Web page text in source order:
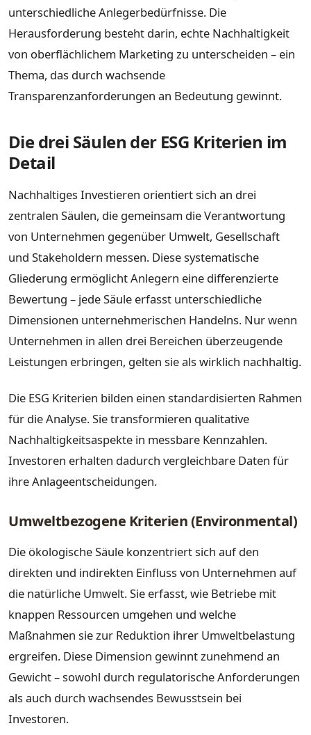
unterschiedliche Anlegerbedürfnisse. Die
Herausforderung besteht darin, echte Nachhaltigkeit
von oberflächlichem Marketing zu unterscheiden – ein
Thema, das durch wachsende
Transparenzanforderungen an Bedeutung gewinnt.
Die drei Säulen der ESG Kriterien im
Detail
Nachhaltiges Investieren orientiert sich an drei
zentralen Säulen, die gemeinsam die Verantwortung
von Unternehmen gegenüber Umwelt, Gesellschaft
und Stakeholdern messen. Diese systematische
Gliederung ermöglicht Anlegern eine differenzierte
Bewertung – jede Säule erfasst unterschiedliche
Dimensionen unternehmerischen Handelns. Nur wenn
Unternehmen in allen drei Bereichen überzeugende
Leistungen erbringen, gelten sie als wirklich nachhaltig.
Die ESG Kriterien bilden einen standardisierten Rahmen
für die Analyse. Sie transformieren qualitative
Nachhaltigkeitsaspekte in messbare Kennzahlen.
Investoren erhalten dadurch vergleichbare Daten für
ihre Anlageentscheidungen.
Umweltbezogene Kriterien (Environmental)
Die ökologische Säule konzentriert sich auf den
direkten und indirekten Einfluss von Unternehmen auf
die natürliche Umwelt. Sie erfasst, wie Betriebe mit
knappen Ressourcen umgehen und welche
Maßnahmen sie zur Reduktion ihrer Umweltbelastung
ergreifen. Diese Dimension gewinnt zunehmend an
Gewicht – sowohl durch regulatorische Anforderungen
als auch durch wachsendes Bewusstsein bei
Investoren.